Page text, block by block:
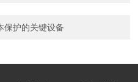
保护的关键设备